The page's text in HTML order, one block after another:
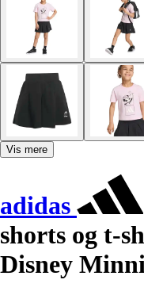
Vis mere
adidas
shorts og t-
Disney